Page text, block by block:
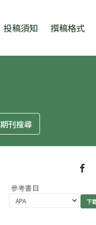
投稿須知 撰稿格式
參考書目